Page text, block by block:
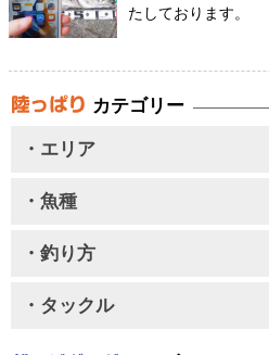
たしております。
カテゴリー
・エリア
・魚種
・釣り方
・タックル